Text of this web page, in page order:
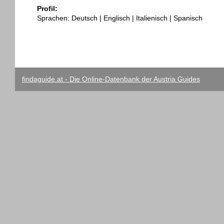
Profil:
Sprachen: Deutsch | Englisch | Italienisch | Spanisch
findaguide.at - Die Online-Datenbank der Austria Guides